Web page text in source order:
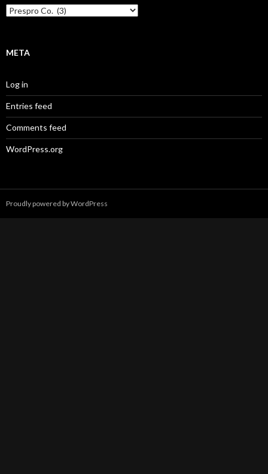
Categories
META
Log in
Entries feed
Comments feed
WordPress.org
Proudly powered by WordPress